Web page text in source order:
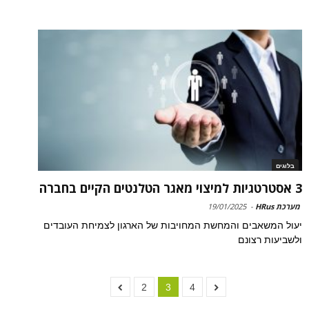
בלוגים
3 אסטרטגיות למיצוי מאגר הטלנטים הקיים בחברה
מערכת HRus -
19/01/2025
יעול המשאבים והמחשת המחויבות של הארגון לצמיחת העובדים
ולשביעות רצונם
2 3 4